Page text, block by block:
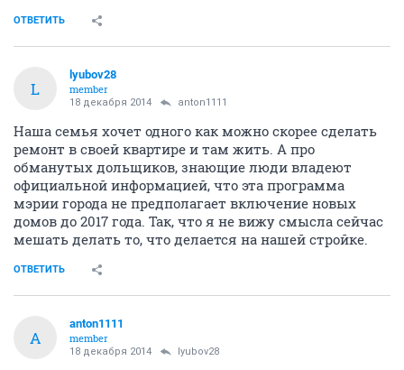
ОТВЕТИТЬ
L
lyubov28
member
18 декабря 2014 anton1111
Наша семья хочет одного как можно скорее сделать
ремонт в своей квартире и там жить. А про
обманутых дольщиков, знающие люди владеют
официальной информацией, что эта программа
мэрии города не предполагает включение новых
домов до 2017 года. Так, что я не вижу смысла сейчас
мешать делать то, что делается на нашей стройке.
ОТВЕТИТЬ
A
anton1111
member
18 декабря 2014 lyubov28